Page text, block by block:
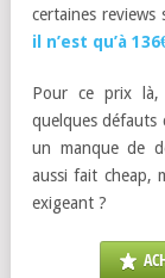
certaines
il n’est qu’à
Pour ce prix là,
quelques défauts
un manque de
aussi fait cheap,
exigeant ?